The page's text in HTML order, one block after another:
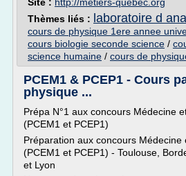
Thèmes liés : laboratoire d
cours de physique 1ere annee
cours biologie seconde science /
science humaine / cours de
PCEM1 & PCEP1 - Cours
physique ...
Prépa N°1 aux concours Médecine
(PCEM1 et PCEP1)
Préparation aux concours Médecine
(PCEM1 et PCEP1) - Toulouse,
et Lyon